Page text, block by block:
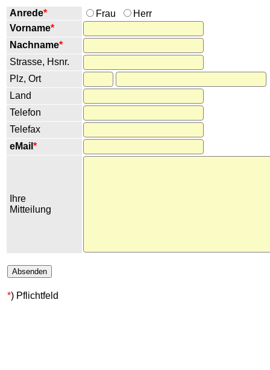
Anrede* Frau
Herr
Vorname*
Nachname*
Strasse, Hsnr.
Plz, Ort
Land
Telefon
Telefax
eMail *
Ihre
Mitteilung
*) Pflichtfeld